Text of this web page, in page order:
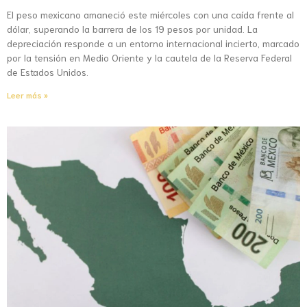
El peso mexicano amaneció este miércoles con una caída frente al
dólar, superando la barrera de los 19 pesos por unidad. La
depreciación responde a un entorno internacional incierto, marcado
por la tensión en Medio Oriente y la cautela de la Reserva Federal
de Estados Unidos.
Leer más »